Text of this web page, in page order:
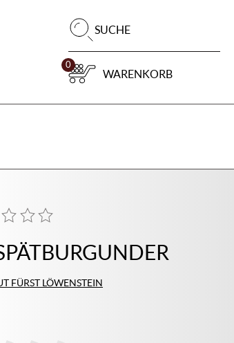
SUCHE
0
WARENKORB
FÜRST LÖWENSTEIN